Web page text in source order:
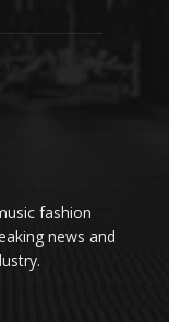
fashion
news and